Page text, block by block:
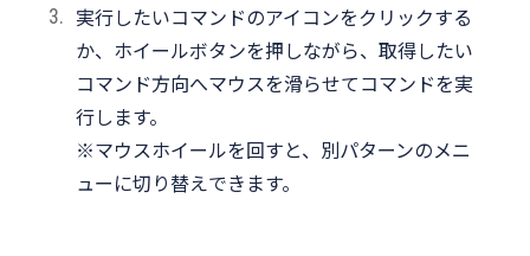
実行したいコマンドのアイコンをクリックする
か、ホイールボタンを押しながら、取得したい
コマンド方向へマウスを滑らせてコマンドを実
行します。
※マウスホイールを回すと、別パターンのメニ
ューに切り替えできます。